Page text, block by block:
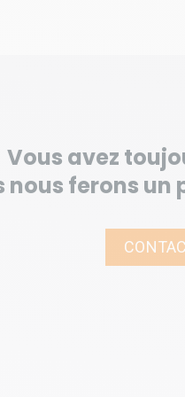
Vous avez
nous ferons un